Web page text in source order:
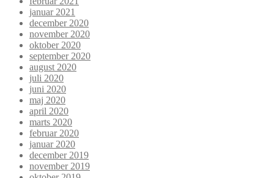
januar 2021
december 2020
november 2020
oktober 2020
september 2020
august 2020
juli 2020
juni 2020
maj 2020
april 2020
marts 2020
februar 2020
januar 2020
december 2019
november 2019